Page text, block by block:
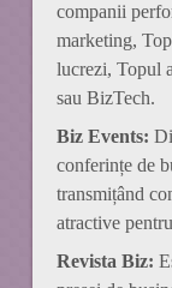
companii
marketing,
lucrezi, Topul
sau BizTech.
Biz Events:
conferințe de
transmițând
atractive
Revista Biz: